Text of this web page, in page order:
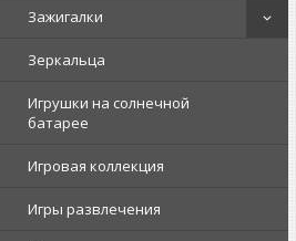
Зажигалки
Зеркальца
Игрушки на солнечной
батарее
Игровая коллекция
Игры развлечения